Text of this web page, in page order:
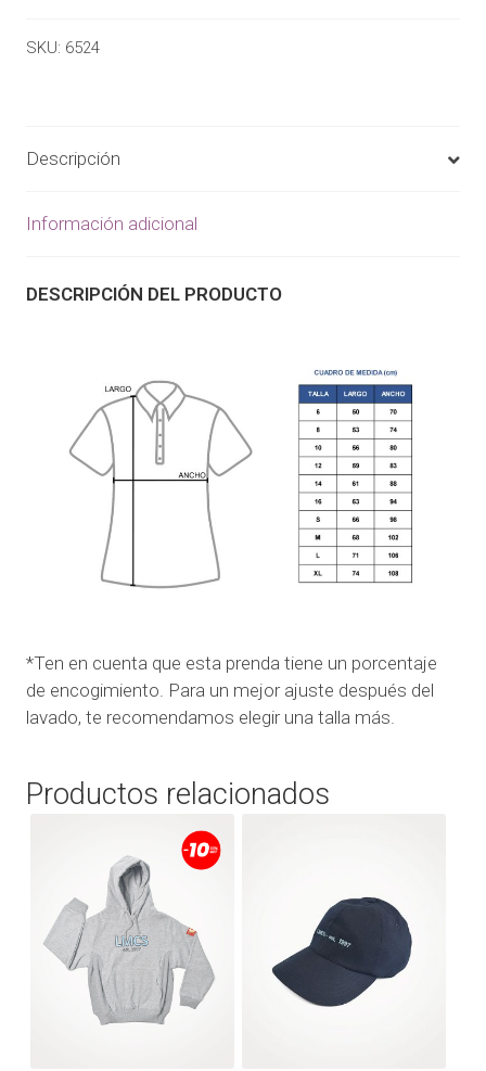
SKU: 6524
Descripción
Información adicional
DESCRIPCIÓN DEL PRODUCTO
*Ten en cuenta que esta prenda tiene un porcentaje
de encogimiento. Para un mejor ajuste después del
lavado, te recomendamos elegir una talla más.
Productos relacionados